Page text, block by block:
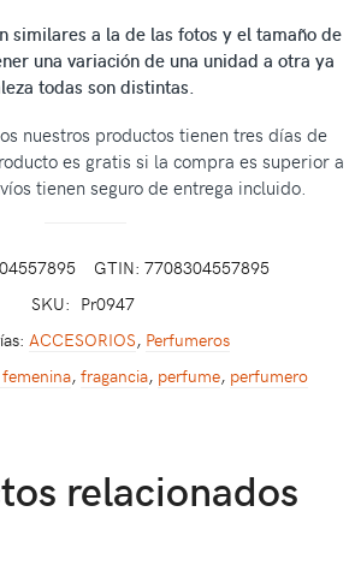
similares a la de las fotos y el tamaño de
una variación de una unidad a otra ya
todas son distintas.
nuestros productos tienen tres días de
es gratis si la compra es superior a
tienen seguro de entrega incluido.
GTIN: 7708304557895
SKU: Pr0947
ACCESORIOS, Perfumeros
, fragancia, perfume, perfumero
relacionados